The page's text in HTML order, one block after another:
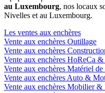
au Luxembourg, nos locaux
Nivelles et au Luxembourg.
Les ventes aux enchères
Vente aux enchères Outillage
Vente aux enchères
Vente aux enchères HoReCa &
Vente aux enchères Matériel
Vente aux enchères Auto &
Vente aux enchères Mobilier &